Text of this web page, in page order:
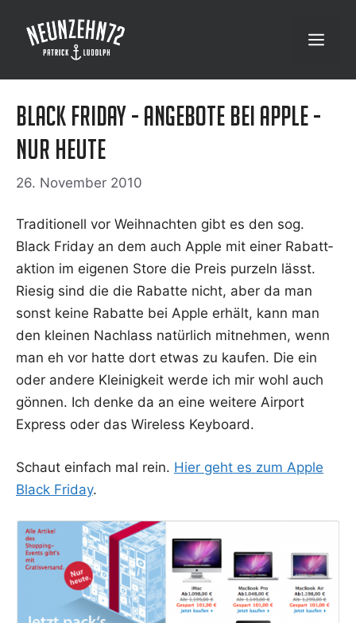
Inhalt
springen
Menü
Black Friday - Angebote bei Apple -
nur Heute
26. November 2010
Tra­di­tio­nell vor Weih­nach­ten gibt es den sog.
Black Fri­day an dem auch Apple mit einer Rabatt­
ak­ti­on im eige­nen Store die Preis pur­zeln lässt.
Rie­sig sind die die Rabat­te nicht, aber da man
sonst kei­ne Rabat­te bei Apple erhält, kann man
den klei­nen Nach­lass natür­lich mit­neh­men, wenn
man eh vor hat­te dort etwas zu kau­fen. Die ein
oder ande­re Klei­nig­keit wer­de ich mir wohl auch
gön­nen. Ich den­ke da an eine wei­te­re Air­port
Express oder das Wire­less Keyboard.
Schaut ein­fach mal rein. Hier geht es zum Apple
Black Fri­day.